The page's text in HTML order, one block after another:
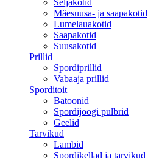
Seljakotid
Mäesuusa- ja saapakotid
Lumelauakotid
Saapakotid
Suusakotid
Prillid
Spordiprillid
Vabaaja prillid
Sporditoit
Batoonid
Spordijoogi pulbrid
Geelid
Tarvikud
Lambid
Spordikellad ja tarvikud